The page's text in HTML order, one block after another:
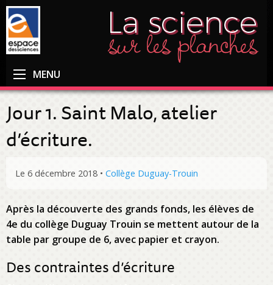
MENU
Jour 1. Saint Malo, atelier
d’écriture.
Le 6 décembre 2018 • Collège Duguay-Trouin
Après la découverte des grands fonds, les élèves de
4e du collège Duguay Trouin se mettent autour de la
table par groupe de 6, avec papier et crayon.
Des contraintes d’écriture